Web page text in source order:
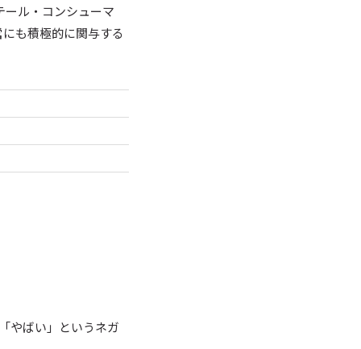
ル・コンシューマ
も積極的に関与する
やばい」というネガ